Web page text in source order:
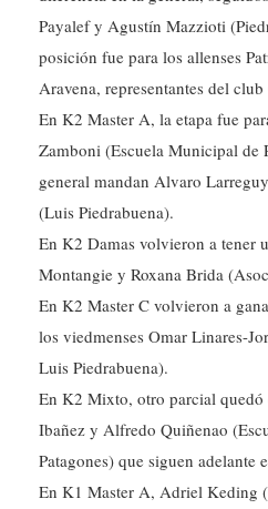
posición fue para los allenses
Aravena, representantes del
En K2 Master A, la etapa fue
Zamboni (Escuela Municipal de
general mandan Alvaro
(Luis Piedrabuena).
En K2 Damas volvieron a tener
Montangie y Roxana Brida
En K2 Master C volvieron a
los viedmenses Omar Linares-
Luis Piedrabuena).
En K2 Mixto, otro parcial quedó
Ibañez y Alfredo Quiñenao
Patagones) que siguen adelante
En K1 Master A, Adriel Keding
Lamarque) ahora tiene más